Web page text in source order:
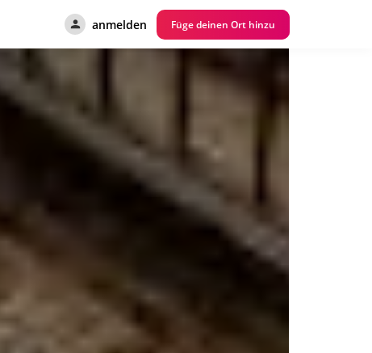
anmelden
Füge deinen Ort hinzu